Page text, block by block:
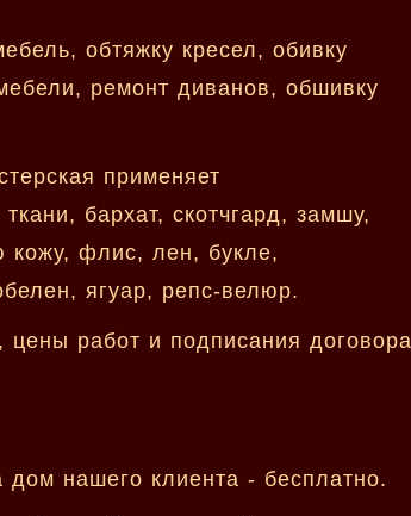
обтяжку кресел, обивку
ремонт диванов, обшивку
применяет
бархат, скотчгард, замшу,
кожу, флис, лен, букле,
ягуар, репс-велюр.
работ и подписания договора
нашего клиента - бесплатно.